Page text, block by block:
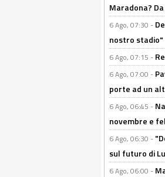
Maradona?
6 Ago, 07:30 -
nostro stadio"
6 Ago, 07:15 -
6 Ago, 07:00 -
porte ad un
6 Ago, 06:45 -
novembre e
6 Ago, 06:30 -
sul futuro di
6 Ago, 06:00 -